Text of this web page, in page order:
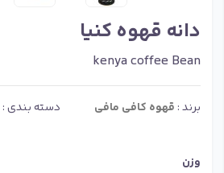
دانه قهوه کنیا
kenya coffee Bean
برند : قهوه کافی مافی دسته بندی :
وزن